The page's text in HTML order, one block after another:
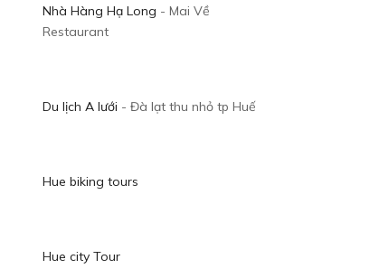
Nhà Hàng Hạ Long - Mai Về
Restaurant
Du lịch A lưới - Đà lạt thu nhỏ tp Huế
Hue biking tours
Hue city Tour